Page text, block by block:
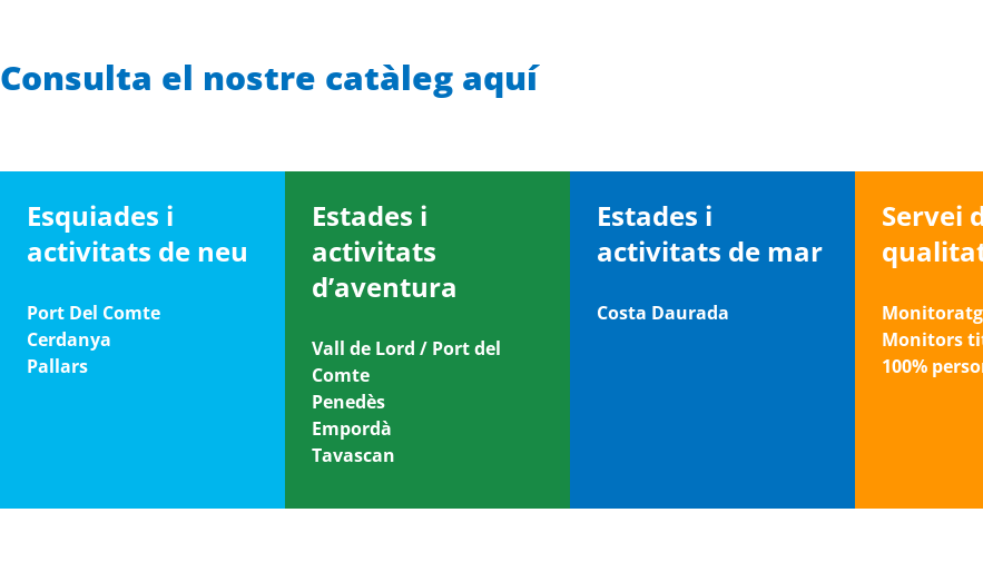
Consulta el nostre catàleg aquí
Esquiades i
activitats de neu
Port Del Comte
Cerdanya
Pallars
Estades i
activitats
d’aventura
Vall de Lord / Port del
Comte
Penedès
Empordà
Tavascan
Estades i
activitats de mar
Costa Daurada
Servei
Monitors
100%